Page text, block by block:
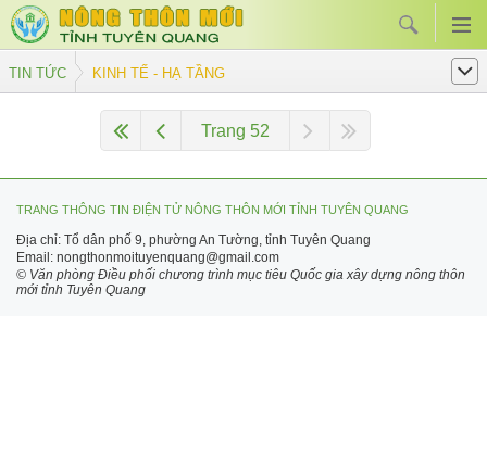
TIN TỨC KINH TẾ - HẠ TẦNG
Trang 52
TRANG THÔNG TIN ĐIỆN TỬ NÔNG THÔN MỚI TỈNH TUYÊN QUANG
Địa chỉ: Tổ dân phố 9, phường An Tường, tỉnh Tuyên Quang
Email: nongthonmoituyenquang@gmail.com
© Văn phòng Điều phối chương trình mục tiêu Quốc gia xây dựng nông thôn
mới tỉnh Tuyên Quang